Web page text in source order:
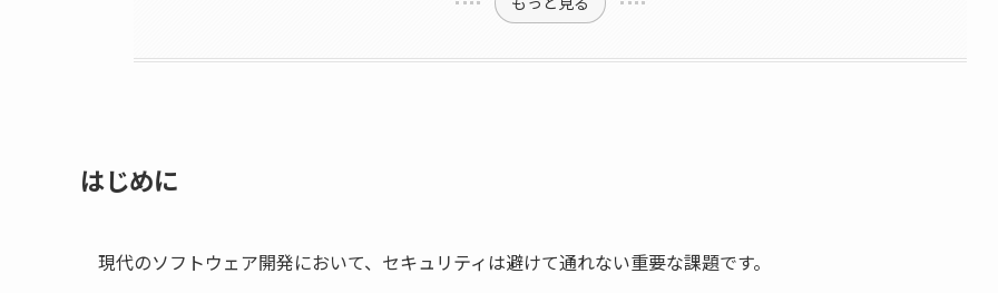
はじめに
現代のソフトウェア開発において、セキュリティは避けて通れない重要な課題です。